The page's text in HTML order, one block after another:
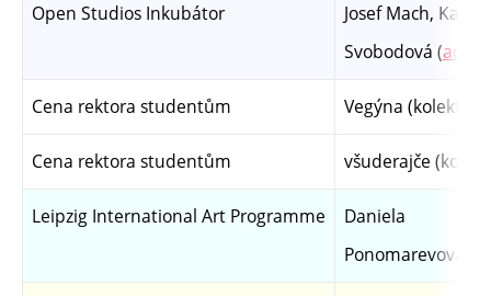
Open Studios Inkubátor
Josef Mach,
Svobodová (ad.
Cena rektora studentům Vegýna (kolektiv)
Cena rektora studentům všuderajče
Leipzig International Art Programme
Daniela
Ponomarevová